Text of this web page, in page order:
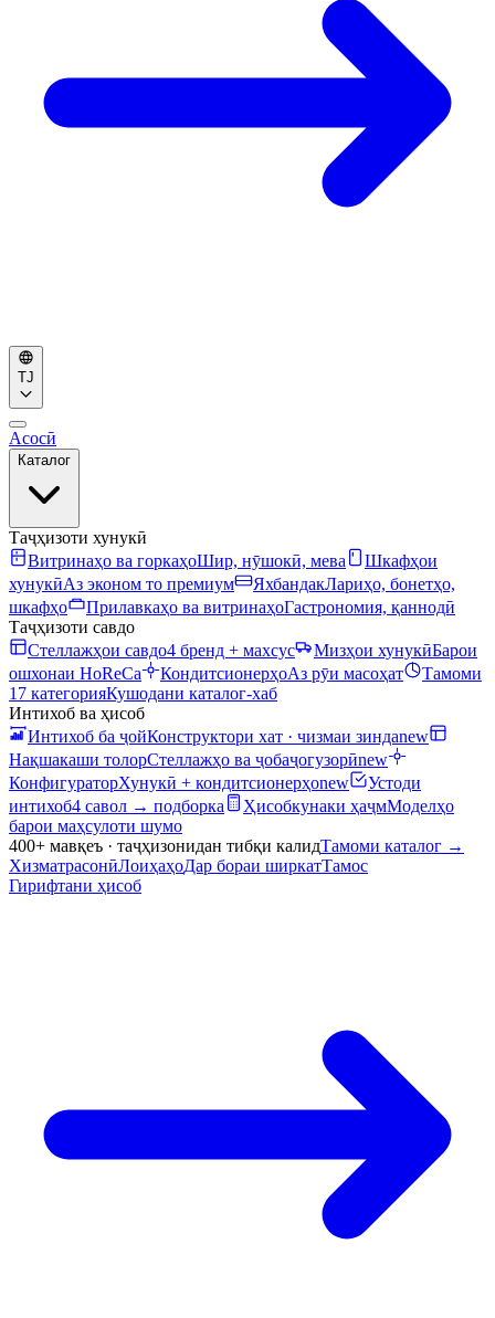
TJ
Асосӣ
Каталог
Таҷҳизоти хунукӣ
Витринаҳо ва горкаҳоШир, нӯшокӣ, мева
Шкафҳои
хунукӣАз эконом то премиум ЯхбандакЛариҳо, бонетҳо,
шкафҳо
Прилавкаҳо ва витринаҳоГастрономия, қаннодӣ
Таҷҳизоти савдо
Стеллажҳои савдо4 бренд + махсус Мизҳои хунукӣБарои
ошхонаи HoReCa
КондитсионерҳоАз рӯи масоҳат
Тамоми
17 категорияКушодани каталог-хаб
Интихоб ва ҳисоб
Интихоб ба ҷойКонструктори хат · чизмаи зиндаnew
Нақшакаши толорСтеллажҳо ва ҷобаҷогузорӣnew
КонфигураторХунукӣ + кондитсионерҳоnew
Устоди
интихоб4 савол → подборка Ҳисобкунаки ҳаҷмМоделҳо
барои маҳсулоти шумо
400+ мавқеъ · таҷҳизонидан тибқи калидТамоми каталог →
ХизматрасонӣЛоиҳаҳоДар бораи ширкатТамос
Гирифтани ҳисоб